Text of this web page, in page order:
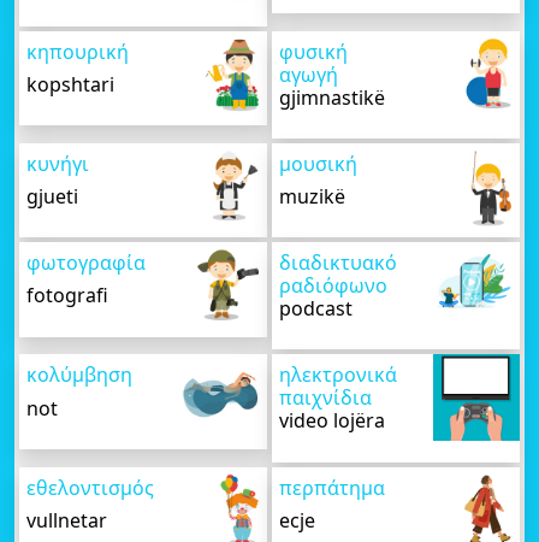
κηπουρική
kopshtari
φυσική
αγωγή
gjimnastikë
κυνήγι
gjueti
μουσική
muzikë
φωτογραφία
fotografi
διαδικτυακό
ραδιόφωνο
podcast
κολύμβηση
not
ηλεκτρονικά
παιχνίδια
video lojëra
εθελοντισμός
vullnetar
περπάτημα
ecje